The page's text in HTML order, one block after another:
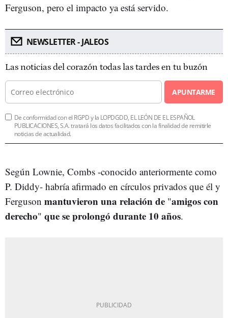
Ferguson, pero el impacto ya está servido.
NEWSLETTER - JALEOS
Las noticias del corazón todas las tardes en tu buzón
APUNTARME
De conformidad con el RGPD y la LOPDGDD, EL LEÓN DE EL ESPAÑOL
PUBLICACIONES, S.A. tratará los datos facilitados con la finalidad de remitirle
noticias de actualidad.
Según Lownie, Combs -conocido anteriormente como
P. Diddy- habría afirmado en círculos privados que él y
Ferguson mantuvieron una relación de "amigos con
derecho" que se prolongó durante 10 años.